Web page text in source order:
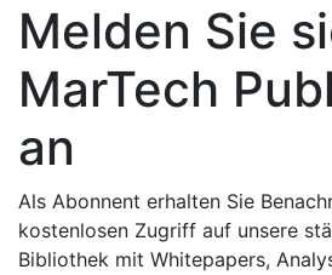
Melden Sie
MarTech
an
Als Abonnent erhalten Sie
kostenlosen Zugriff auf unsere
Bibliothek mit Whitepapers,